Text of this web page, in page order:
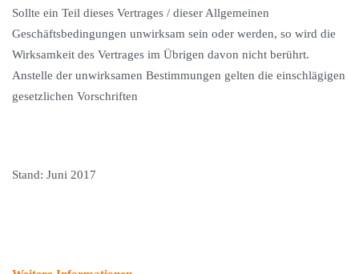
Sollte ein Teil dieses Vertrages / dieser Allgemeinen
Geschäftsbedingungen unwirksam sein oder werden, so wird die
Wirksamkeit des Vertrages im Übrigen davon nicht berührt.
Anstelle der unwirksamen Bestimmungen gelten die einschlägigen
gesetzlichen Vorschriften
Stand: Juni 2017